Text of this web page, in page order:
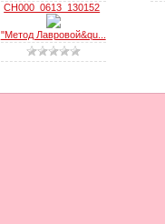
CH000_0613_130152
"Метод Лавровой&qu...